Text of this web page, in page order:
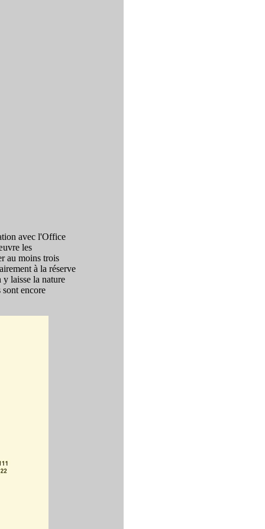
avec l'Office
les
au moins trois
à la réserve
laisse la nature
encore